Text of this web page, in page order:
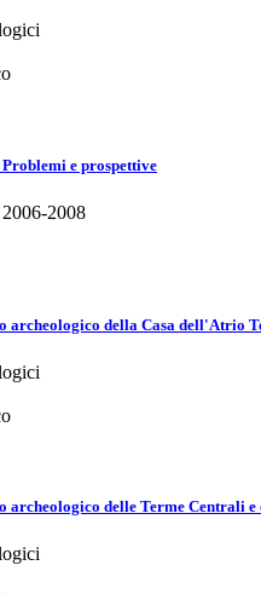
e prospettive
2008
archeologico della Casa dell'Atrio
archeologico delle Terme Centrali